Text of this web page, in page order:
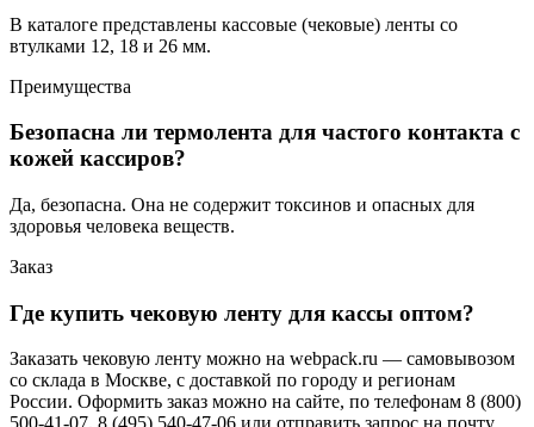
В каталоге представлены кассовые (чековые) ленты со
втулками 12, 18 и 26 мм.
Преимущества
Безопасна ли термолента для частого контакта с
кожей кассиров?
Да, безопасна. Она не содержит токсинов и опасных для
здоровья человека веществ.
Заказ
Где купить чековую ленту для кассы оптом?
Заказать чековую ленту можно на webpack.ru — самовывозом
со склада в Москве, с доставкой по городу и регионам
России. Оформить заказ можно на сайте, по телефонам 8 (800)